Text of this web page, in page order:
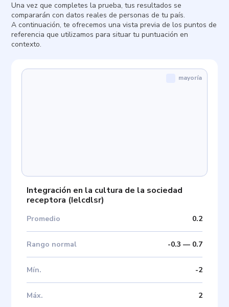
Una vez que completes la prueba, tus resultados se
compararán con datos reales de personas de tu país.
A continuación, te ofrecemos una vista previa de los puntos de
referencia que utilizamos para situar tu puntuación en
contexto.
Integración en la cultura de la sociedad
receptora (Ielcdlsr)
Promedio 0.2
Rango normal -0.3 — 0.7
Mín. -2
Máx. 2
mayoría